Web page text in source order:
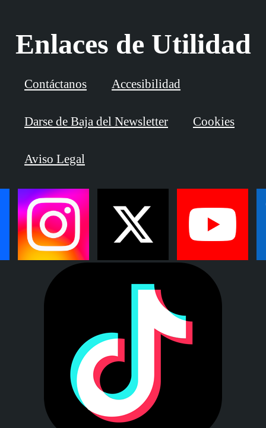
Enlaces de Utilidad
Contáctanos Accesibilidad
Darse de Baja del Newsletter Cookies
Aviso Legal